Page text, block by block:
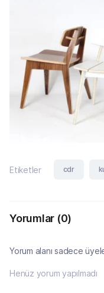
Etiketler cdr
Yorumlar (0)
Yorum alanı sadece
Henüz yorum yapılmadı